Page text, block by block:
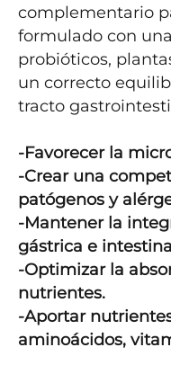
complementario
formulado con
probióticos,
un correcto
tracto
-Favorecer la
-Crear una
patógenos y
-Mantener la
gástrica e
-Optimizar la
nutrientes.
-Aportar
aminoácidos,